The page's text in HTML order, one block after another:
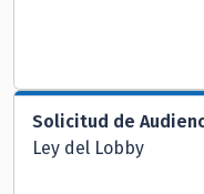
Solicitud de
Ley del Lobby